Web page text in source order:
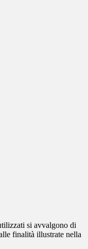
si avvalgono di
finalità illustrate nella